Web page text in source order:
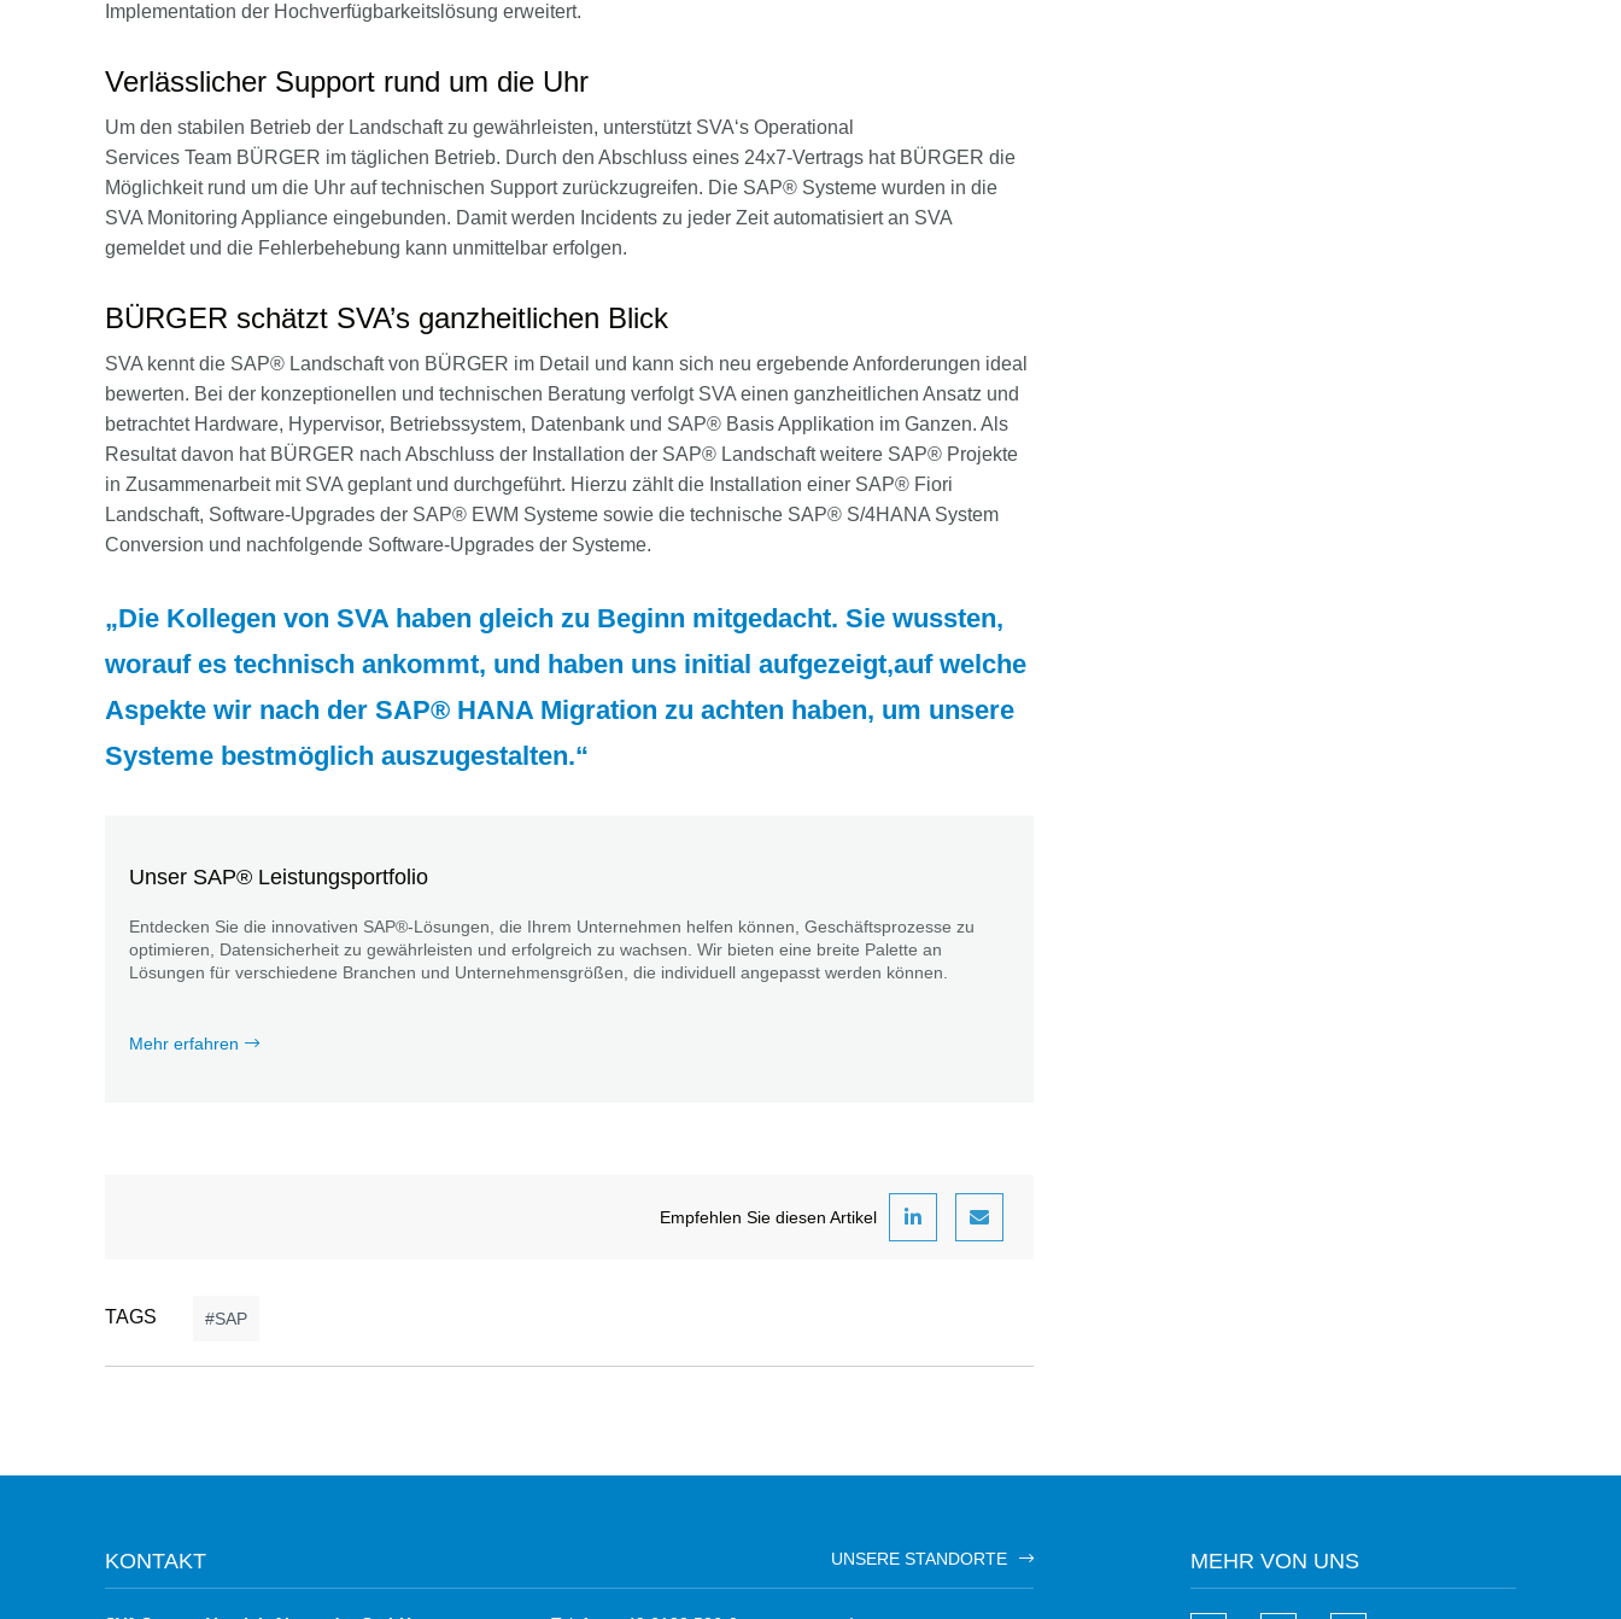
Implementation der Hochverfügbarkeitslösung erweitert.
Verlässlicher Support rund um die Uhr
Um den stabilen Betrieb der Landschaft zu gewährleisten, unterstützt SVA‘s Operational
Services Team BÜRGER im täglichen Betrieb. Durch den Abschluss eines 24x7-Vertrags hat BÜRGER die
Möglichkeit rund um die Uhr auf technischen Support zurückzugreifen. Die SAP® Systeme wurden in die
SVA Monitoring Appliance eingebunden. Damit werden Incidents zu jeder Zeit automatisiert an SVA
gemeldet und die Fehlerbehebung kann unmittelbar erfolgen.
BÜRGER schätzt SVA’s ganzheitlichen Blick
SVA kennt die SAP® Landschaft von BÜRGER im Detail und kann sich neu ergebende Anforderungen ideal
bewerten. Bei der konzeptionellen und technischen Beratung verfolgt SVA einen ganzheitlichen Ansatz und
betrachtet Hardware, Hypervisor, Betriebssystem, Datenbank und SAP® Basis Applikation im Ganzen. Als
Resultat davon hat BÜRGER nach Abschluss der Installation der SAP® Landschaft weitere SAP® Projekte
in Zusammenarbeit mit SVA geplant und durchgeführt. Hierzu zählt die Installation einer SAP® Fiori
Landschaft, Software-Upgrades der SAP® EWM Systeme sowie die technische SAP® S/4HANA System
Conversion und nachfolgende Software-Upgrades der Systeme.
Die Kollegen von SVA haben gleich zu Beginn mitgedacht. Sie wussten,
worauf es technisch ankommt, und haben uns initial aufgezeigt,auf welche
Aspekte wir nach der SAP® HANA Migration zu achten haben, um unsere
Systeme bestmöglich auszugestalten.
Unser SAP® Leistungsportfolio
Entdecken Sie die innovativen SAP®-Lösungen, die Ihrem Unternehmen helfen können, Geschäftsprozesse zu
optimieren, Datensicherheit zu gewährleisten und erfolgreich zu wachsen. Wir bieten eine breite Palette an
Lösungen für verschiedene Branchen und Unternehmensgrößen, die individuell angepasst werden können.
Mehr erfahren
Empfehlen Sie diesen Artikel
TAGS SAP
KONTAKT UNSERE STANDORTE MEHR VON UNS